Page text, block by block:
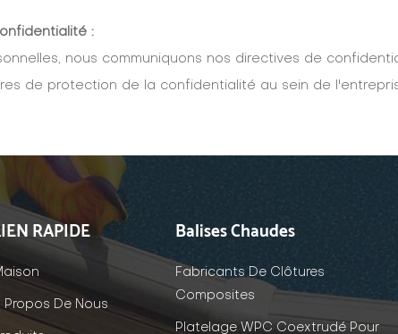
:
nous communiquons nos directives de
de protection de la confidentialité au sein de
RAPIDE
Propos De Nous
Balises Chaudes
Fabricants De Clôtures
Composites
Platelage WPC Coextrudé Pour